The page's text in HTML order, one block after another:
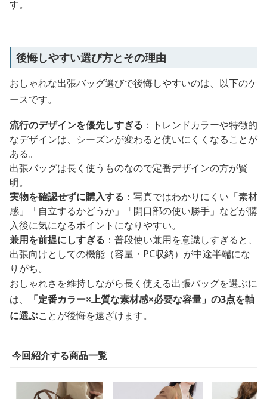
す。
後悔しやすい選び方とその理由
おしゃれな出張バッグ選びで後悔しやすいのは、以下のケ
ースです。
流行のデザインを優先しすぎる ：トレンドカラーや特徴的
なデザインは、シーズンが変わると使いにくくなることが
ある。
出張バッグは長く使うものなので定番デザインの方が賢
明。
実物を確認せずに購入する ：写真ではわかりにくい「素材
感」「自立するかどうか」「開口部の使い勝手」などが購
入後に気になるポイントになりやすい。
兼用を前提にしすぎる ：普段使い兼用を意識しすぎると、
出張向けとしての機能（容量・PC収納）が中途半端にな
りがち。
おしゃれさを維持しながら長く使える出張バッグを選ぶに
は、
「定番カラー×上質な素材感×必要な容量」の3点を軸
に選ぶことが後悔を遠ざけます。
今回紹介する商品一覧